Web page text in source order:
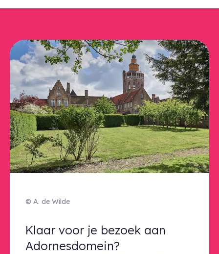
© A. de Wilde
Klaar voor je bezoek aan
Klaar voor je bezoek aan
Adornesdomein?